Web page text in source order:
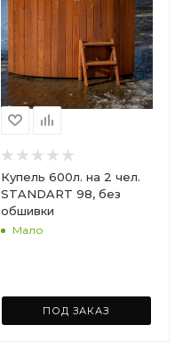
Купель 600л. на 2 чел.
STANDART 98, без
обшивки
Мало
ПОД ЗАКАЗ